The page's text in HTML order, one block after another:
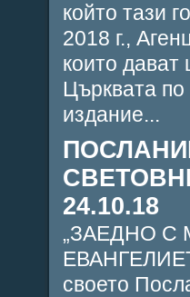
който тази
2018 г.,
които дават
Църквата
издание...
24.10.18
„ЗАЕДНО С
своето